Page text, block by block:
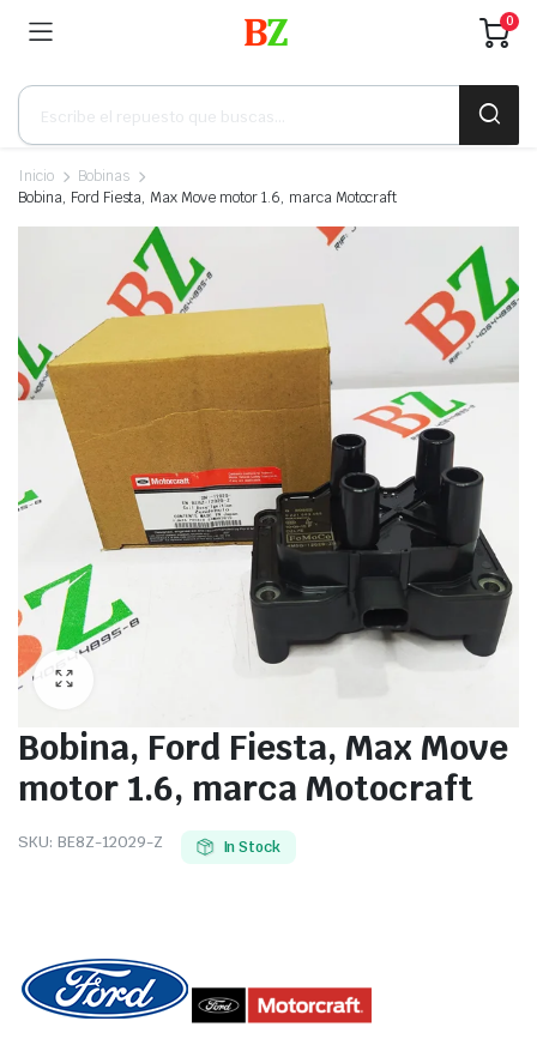
0
Búsqueda
productos
Inicio
Bobinas
Bobina, Ford Fiesta, Max Move motor 1.6, marca Motocraft
Bobina, Ford Fiesta, Max Move
motor 1.6, marca Motocraft
SKU: BE8Z-12029-Z In Stock